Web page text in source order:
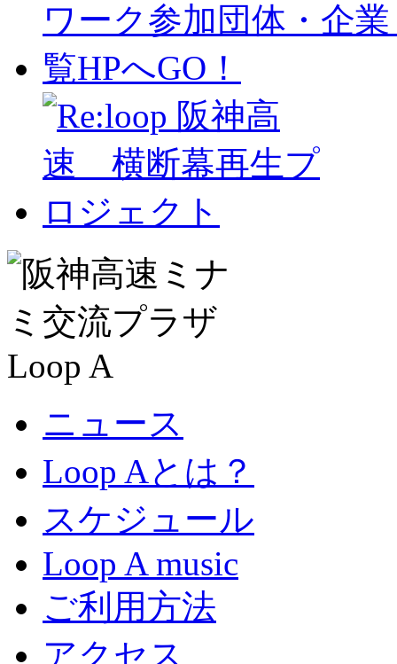
ニュース
Loop Aとは？
スケジュール
Loop A music
ご利用方法
アクセス